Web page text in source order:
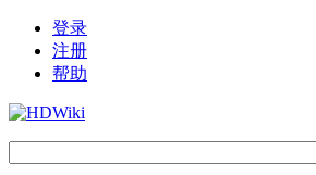
登录
注册
帮助